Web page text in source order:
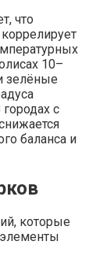
что
10–
зелёные
с
баланса и
которые